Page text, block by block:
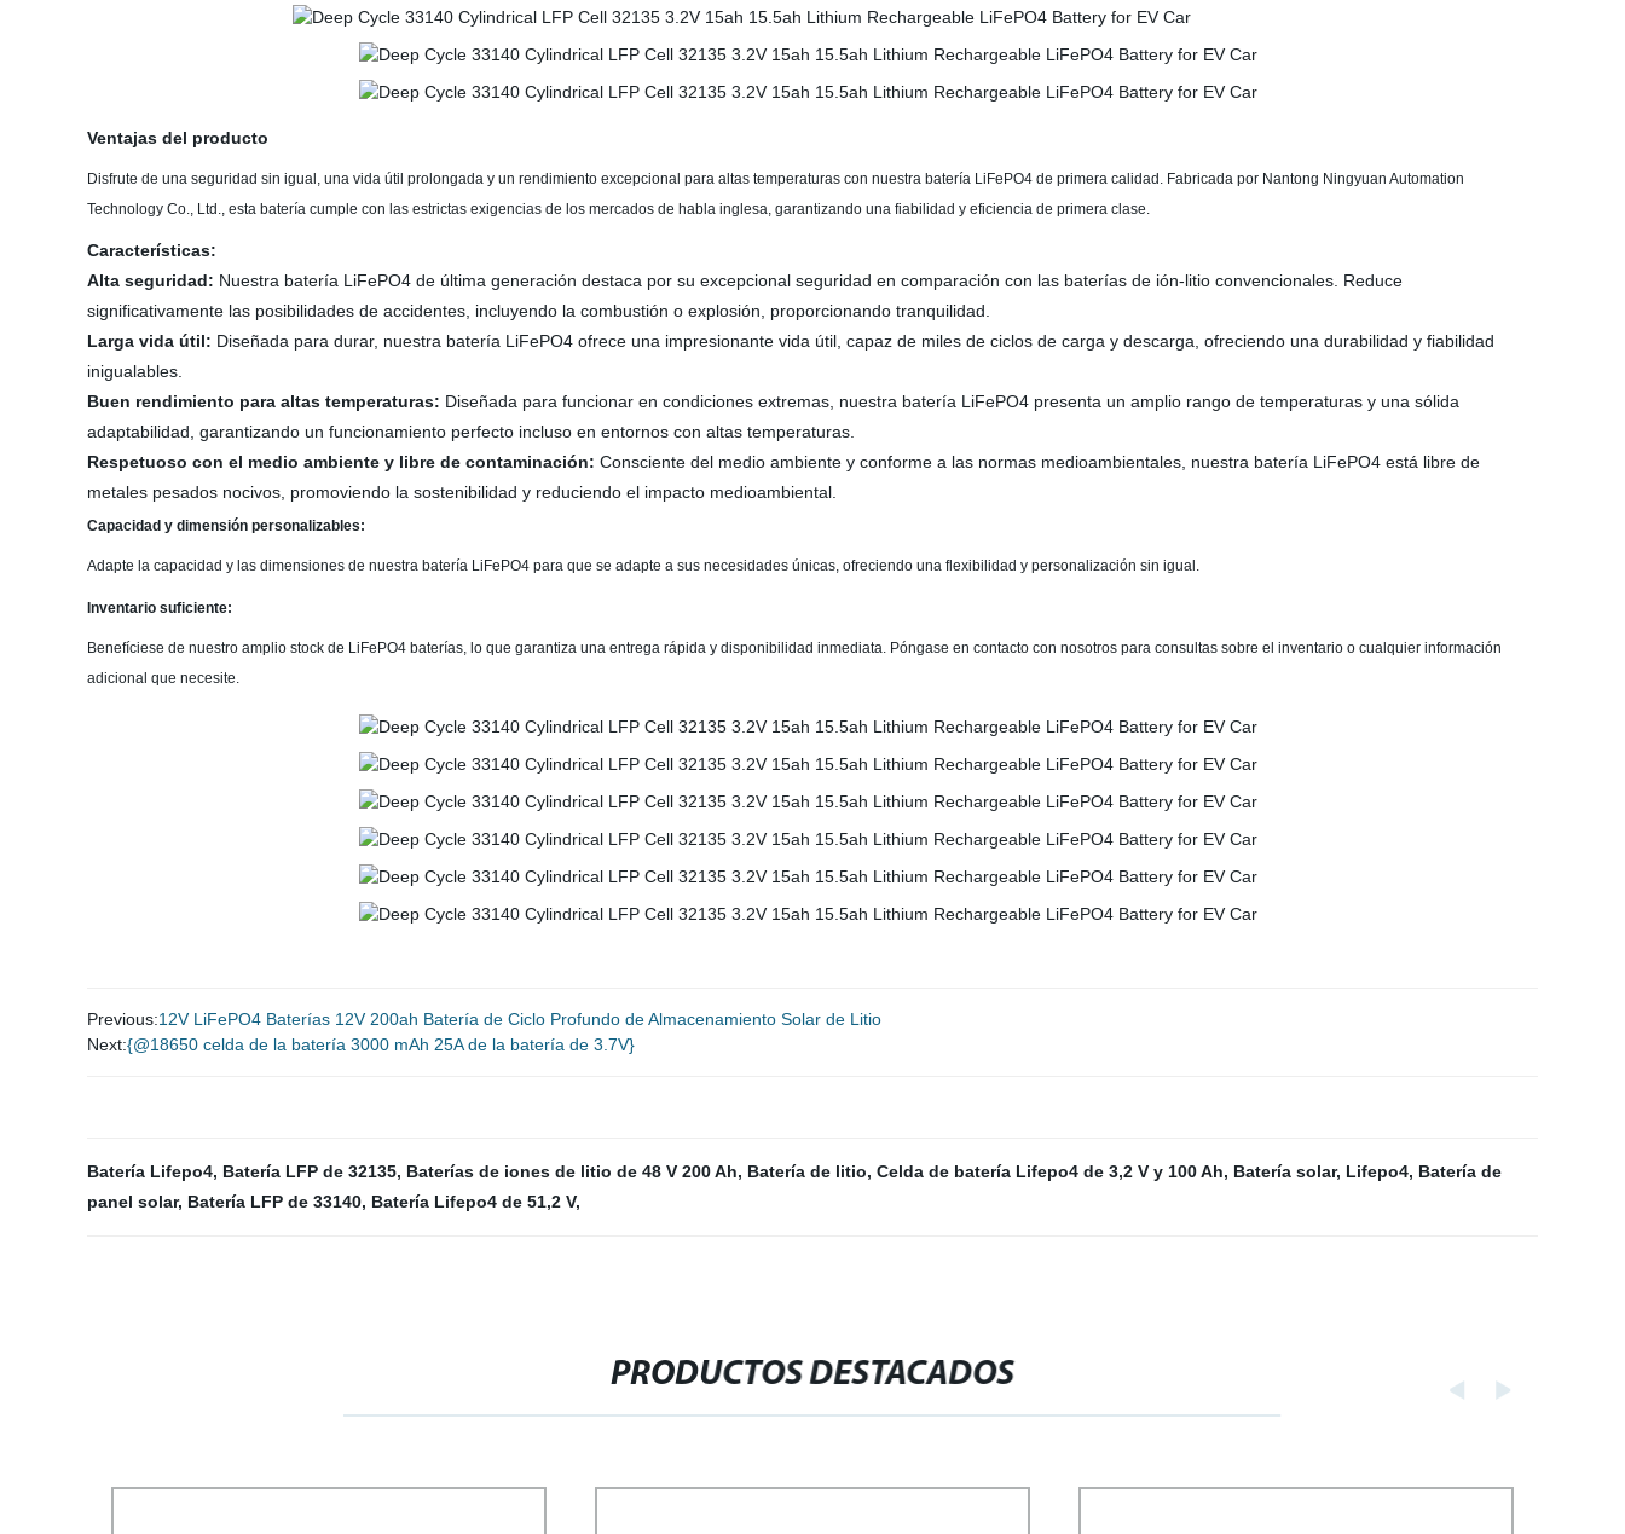
Ventajas del producto
Disfrute de una seguridad sin igual, una vida útil prolongada y un rendimiento excepcional para altas temperaturas con nuestra batería LiFePO4 de primera calidad. Fabricada por Nantong Ningyuan Automation
Technology Co., Ltd., esta batería cumple con las estrictas exigencias de los mercados de habla inglesa, garantizando una fiabilidad y eficiencia de primera clase.
Características:
Alta seguridad: Nuestra batería LiFePO4 de última generación destaca por su excepcional seguridad en comparación con las baterías de ión-litio convencionales. Reduce
significativamente las posibilidades de accidentes, incluyendo la combustión o explosión, proporcionando tranquilidad.
Larga vida útil: Diseñada para durar, nuestra batería LiFePO4 ofrece una impresionante vida útil, capaz de miles de ciclos de carga y descarga, ofreciendo una durabilidad y fiabilidad
inigualables.
Buen rendimiento para altas temperaturas: Diseñada para funcionar en condiciones extremas, nuestra batería LiFePO4 presenta un amplio rango de temperaturas y una sólida
adaptabilidad, garantizando un funcionamiento perfecto incluso en entornos con altas temperaturas.
Respetuoso con el medio ambiente y libre de contaminación: Consciente del medio ambiente y conforme a las normas medioambientales, nuestra batería LiFePO4 está libre de
metales pesados nocivos, promoviendo la sostenibilidad y reduciendo el impacto medioambiental.
Capacidad y dimensión personalizables:
Adapte la capacidad y las dimensiones de nuestra batería LiFePO4 para que se adapte a sus necesidades únicas, ofreciendo una flexibilidad y personalización sin igual.
Inventario suficiente:
Benefíciese de nuestro amplio stock de LiFePO4 baterías, lo que garantiza una entrega rápida y disponibilidad inmediata. Póngase en contacto con nosotros para consultas sobre el inventario o cualquier información
adicional que necesite.
Previous:12V LiFePO4 Baterías 12V 200ah Batería de Ciclo Profundo de Almacenamiento Solar de Litio
Next:{@18650 celda de la batería 3000 mAh 25A de la batería de 3.7V}
Batería Lifepo4, Batería LFP de 32135, Baterías de iones de litio de 48 V 200 Ah, Batería de litio, Celda de batería Lifepo4 de 3,2 V y 100 Ah, Batería solar, Lifepo4, Batería de
panel solar, Batería LFP de 33140, Batería Lifepo4 de 51,2 V,
PRODUCTOS DESTACADOS